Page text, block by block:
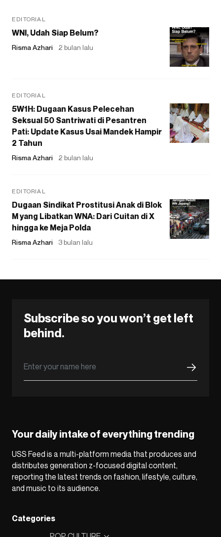
EDITORIAL
WNI, Udah Siap Belum?
Risma Azhari 2 bulan lalu
EDITORIAL
5W1H: Dugaan Kasus Pelecehan
Seksual 50 Santriwati di Pesantren
Pati: Update Kasus Usai Mandek Hampir
2 Tahun
Risma Azhari 2 bulan lalu
EDITORIAL
Dugaan Sindikat Prostitusi Anak di Blok
M yang Libatkan WNA: Dari Cuitan di X
hingga ke Meja Polda
Risma Azhari 3 bulan lalu
Subscribe so you won’t get left
behind.
Your daily intake of everything trending
USS Feed is a multi-platform media that produces and
distributes generation z-focused digital content,
reporting the latest trends on fashion, lifestyle, culture,
and music to its audience.
Categories